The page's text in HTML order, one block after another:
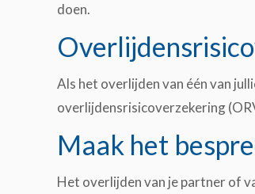
doen.
Als het overlijden van één van
overlijdensrisicoverzekering
Maak het
Het overlijden van je partner of